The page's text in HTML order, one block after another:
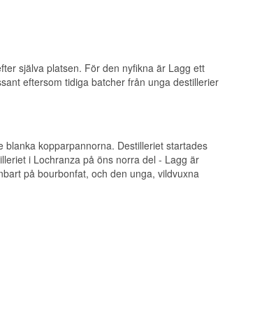
själva platsen. För den nyfikna är Lagg ett
eftersom tidiga batcher från unga destillerier
kopparpannorna. Destilleriet startades
i Lochranza på öns norra del - Lagg är
på bourbonfat, och den unga, vildvuxna